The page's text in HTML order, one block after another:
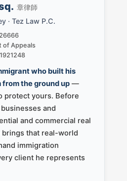
章律師
· Tez Law P.C.
of Appeals
who built his
the ground up—
protect yours. Before
and
and commercial real
brings that real-world
immigration
client he represents